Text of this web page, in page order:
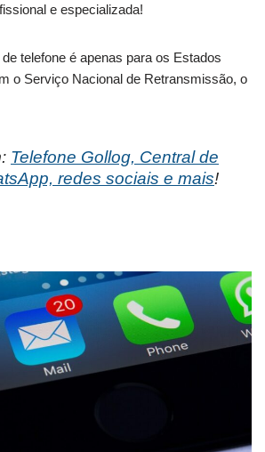
e especializada!
telefone é apenas para os Estados
o Serviço Nacional de Retransmissão, o
Telefone Gollog, Central de
redes sociais e mais!